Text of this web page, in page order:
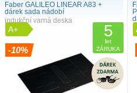
Faber GALILEO LINEAR A83 +
dárek sada nádobí
indukční varná deska
A+
-10%
5
let
ZÁRUKA